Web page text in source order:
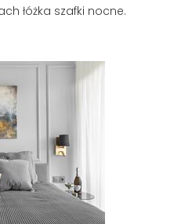
łóżka szafki nocne.